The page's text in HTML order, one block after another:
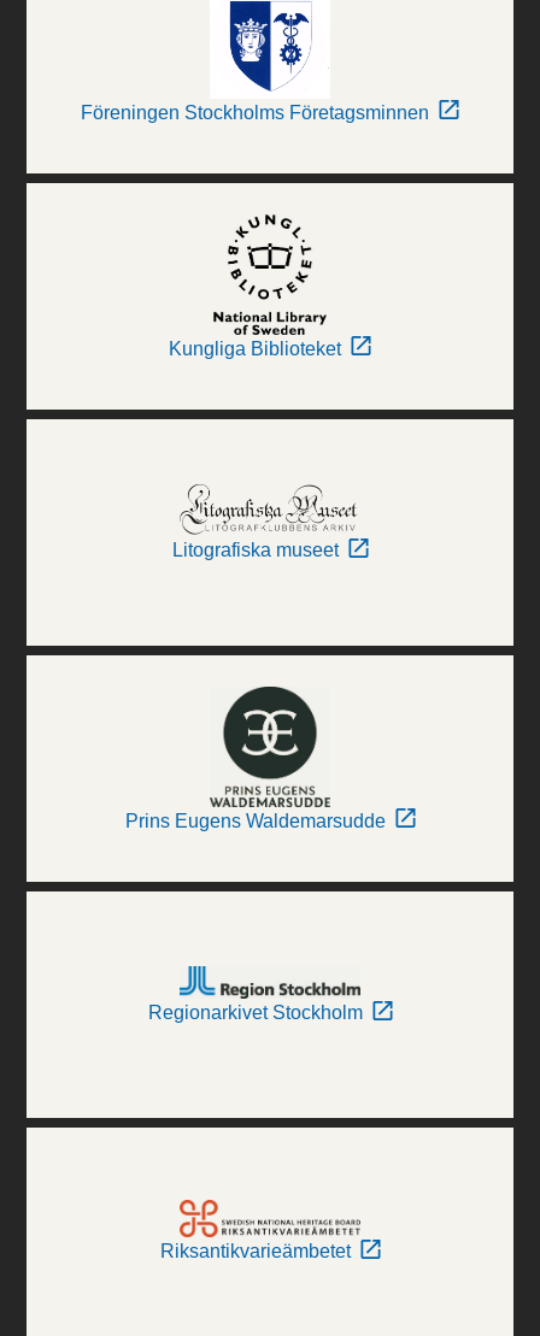
Föreningen Stockholms Företagsminnen
Kungliga Biblioteket
Litografiska museet
Prins Eugens Waldemarsudde
Regionarkivet Stockholm
Riksantikvarieämbetet